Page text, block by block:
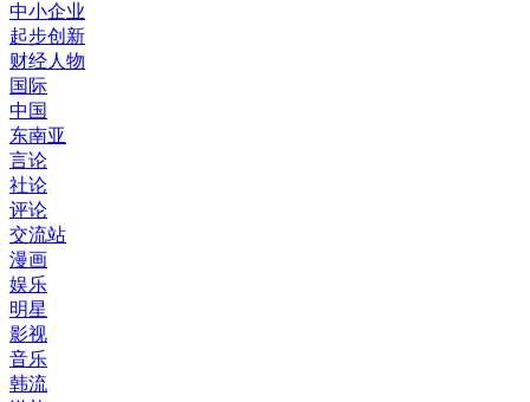
中小企业
起步创新
财经人物
国际
中国
东南亚
言论
社论
评论
交流站
漫画
娱乐
明星
影视
音乐
韩流